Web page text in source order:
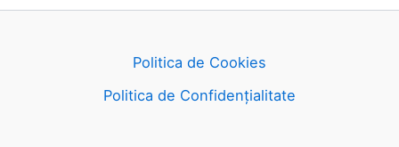
Politica de Cookies
Politica de Confidențialitate